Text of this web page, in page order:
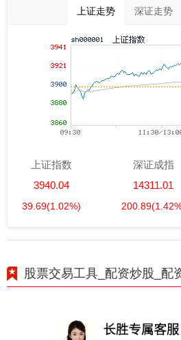
上证走势 深证走势
上证指数
3940.04
39.69(1.02%)
深证成指
14311.01
200.89
股票交易工具_配资炒股_配